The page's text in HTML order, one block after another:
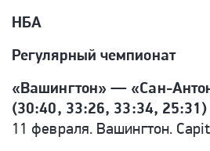
НБА
Регулярный чемпионат
«Вашингтон» — «Сан-
(30:40, 33:26, 33:34, 25:31)
11 февраля. Вашингтон.